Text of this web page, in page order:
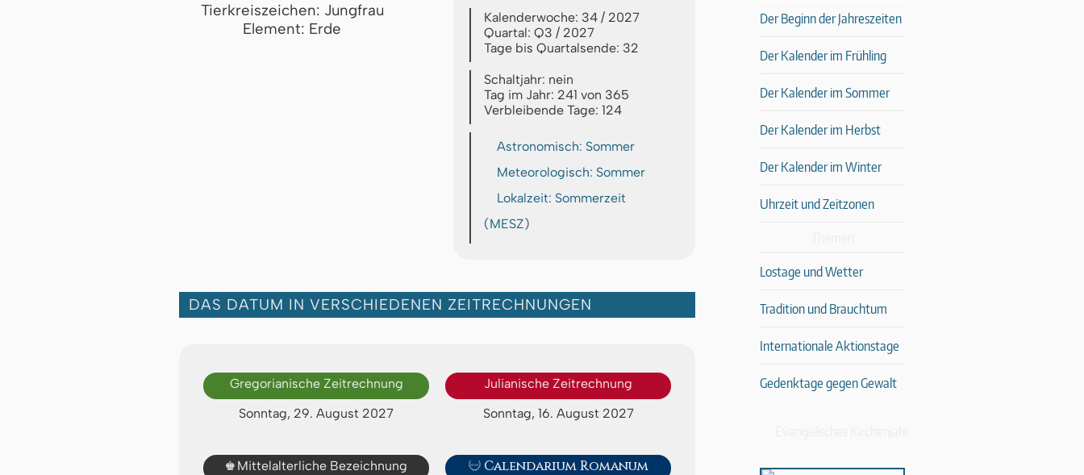
Tierkreiszeichen: Jungfrau
Element: Erde
Kalenderwoche: 34 / 2027
Quartal: Q3 / 2027
Tage bis Quartalsende: 32
Schaltjahr: nein
Tag im Jahr: 241 von 365
Verbleibende Tage: 124
Astronomisch: Sommer
Meteorologisch: Sommer
Lokalzeit: Sommerzeit
(MESZ)
DAS DATUM IN VERSCHIEDENEN ZEITRECHNUNGEN
Gregorianische Zeitrechnung
Sonntag, 29. August 2027
Julianische Zeitrechnung
Sonntag, 16. August 2027
♚ Mittelalterliche Bezeichnung  Calendarium Romanum
Der Beginn der Jahreszeiten
Der Kalender im Frühling
Der Kalender im Sommer
Der Kalender im Herbst
Der Kalender im Winter
Uhrzeit und Zeitzonen
Lostage und Wetter
Tradition und Brauchtum
Internationale Aktionstage
Gedenktage gegen Gewalt